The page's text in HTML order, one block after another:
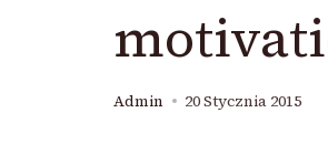
Admin 20 Stycznia 2015